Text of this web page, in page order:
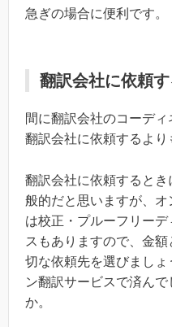
急ぎの場合に便利です。
翻訳会社に依頼
間に翻訳会社のコーディ
翻訳会社に依頼するより
翻訳会社に依頼すると
般的だと思いますが、
は校正・プルーフリー
スもありますので、金
切な依頼先を選びまし
ン翻訳サービスで済ん
か。